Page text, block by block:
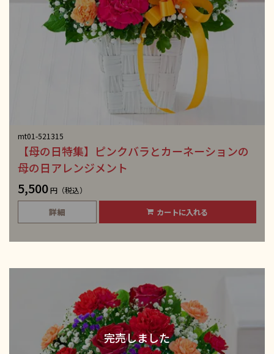
mt01-521315
【母の日特集】ピンクバラとカーネーションの
母の日アレンジメント
5,500円（税込）
詳細 カートに入れる